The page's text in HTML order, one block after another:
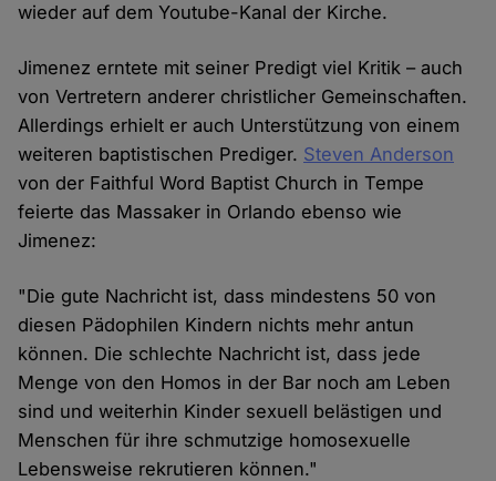
wieder auf dem Youtube-Kanal der Kirche.
Jimenez erntete mit seiner Predigt viel Kritik – auch
von Vertretern anderer christlicher Gemeinschaften.
Allerdings erhielt er auch Unterstützung von einem
weiteren baptistischen Prediger. Steven Anderson
von der Faithful Word Baptist Church in Tempe
feierte das Massaker in Orlando ebenso wie
Jimenez:
"Die gute Nachricht ist, dass mindestens 50 von
diesen Pädophilen Kindern nichts mehr antun
können. Die schlechte Nachricht ist, dass jede
Menge von den Homos in der Bar noch am Leben
sind und weiterhin Kinder sexuell belästigen und
Menschen für ihre schmutzige homosexuelle
Lebensweise rekrutieren können."